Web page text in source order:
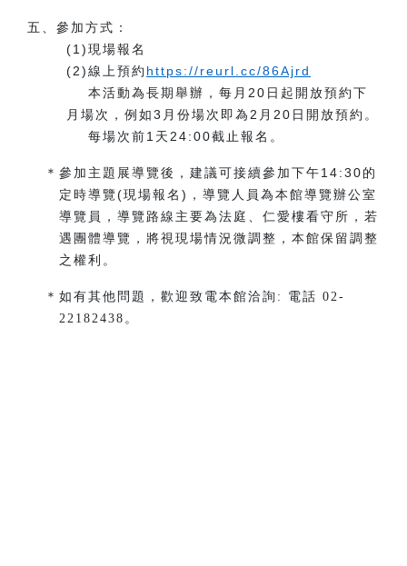
五、參加方式：
(1)現場報名
(2)線上預約 https://reurl.cc/86Ajrd
本活動為長期舉辦，每月20日起開放預約下
月場次，例如3月份場次即為2月20日開放預約。
每場次前1天24:00截止報名。
＊參加主題展導覽後，建議可接續參加下午14:30的
定時導覽(現場報名)，導覽人員為本館導覽辦公室
導覽員，導覽路線主要為法庭、仁愛樓看守所，若
遇團體導覽，將視現場情況微調整，本館保留調整
之權利。
＊ 如有其他問題，歡迎致電本館洽詢: 電話 02-
22182438。